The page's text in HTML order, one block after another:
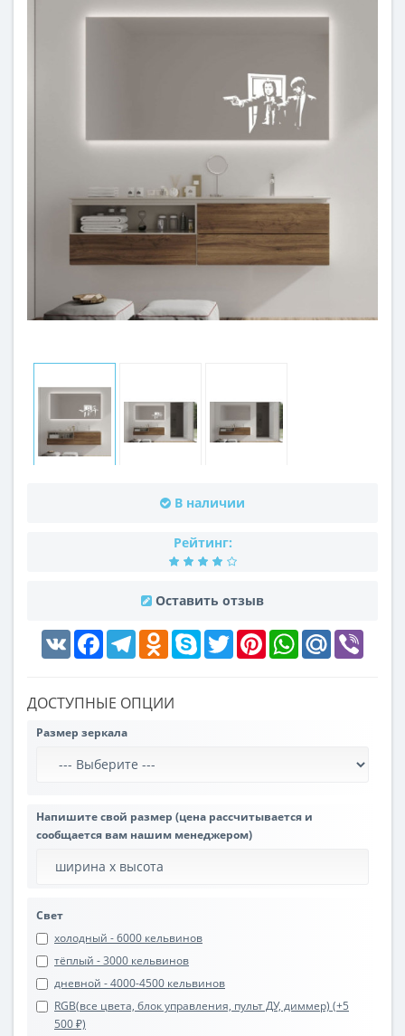
В наличии
Рейтинг:
Оставить отзыв
VK FacebookTelegramOdnoklassniki
Skype Twitter PinterestWhatsAppMail.Ru
ДОСТУПНЫЕ ОПЦИИ
Размер зеркала
Напишите свой размер (цена рассчитывается и
сообщается вам нашим менеджером)
Свет
холодный - 6000 кельвинов
тёплый - 3000 кельвинов
дневной - 4000-4500 кельвинов
RGB(все цвета, блок управления, пульт ДУ, диммер) (+5
500 ₽)